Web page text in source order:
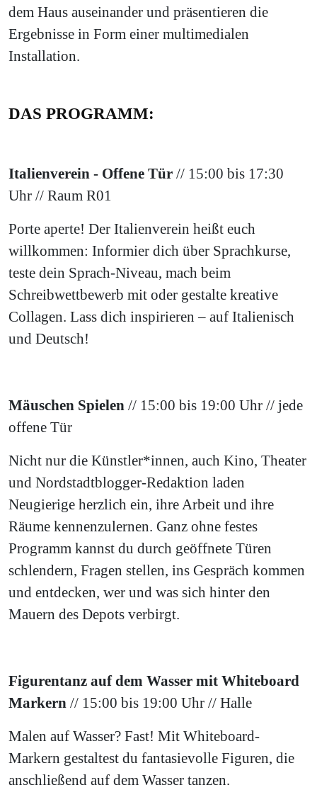
dem Haus auseinander und präsentieren die
Ergebnisse in Form einer multimedialen
Installation.
DAS PROGRAMM:
Italienverein - Offene Tür // 15:00 bis 17:30
Uhr // Raum R01
Porte aperte! Der Italienverein heißt euch
willkommen: Informier dich über Sprachkurse,
teste dein Sprach-Niveau, mach beim
Schreibwettbewerb mit oder gestalte kreative
Collagen. Lass dich inspirieren – auf Italienisch
und Deutsch!
Mäuschen Spielen // 15:00 bis 19:00 Uhr // jede
offene Tür
Nicht nur die Künstler*innen, auch Kino, Theater
und Nordstadtblogger-Redaktion laden
Neugierige herzlich ein, ihre Arbeit und ihre
Räume kennenzulernen. Ganz ohne festes
Programm kannst du durch geöffnete Türen
schlendern, Fragen stellen, ins Gespräch kommen
und entdecken, wer und was sich hinter den
Mauern des Depots verbirgt.
Figurentanz auf dem Wasser mit Whiteboard
Markern // 15:00 bis 19:00 Uhr // Halle
Malen auf Wasser? Fast! Mit Whiteboard-
Markern gestaltest du fantasievolle Figuren, die
anschließend auf dem Wasser tanzen.